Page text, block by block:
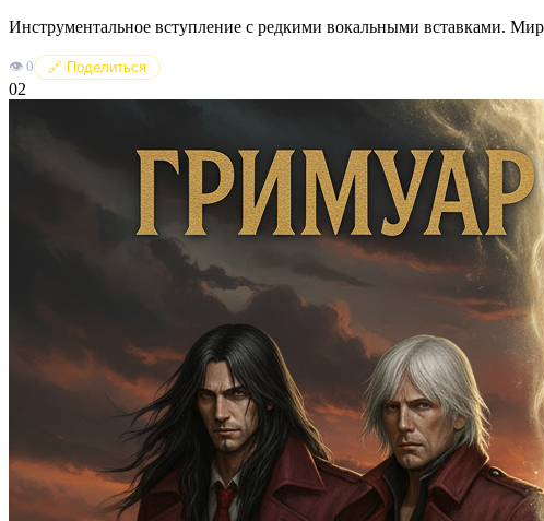
Инструментальное вступление с редкими вокальными вставками.
👁️ 0 🔗 Поделиться
02